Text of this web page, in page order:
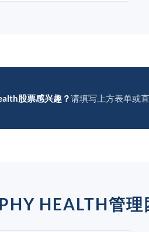
股票感兴趣？请填写上方表单或
HEALTH管理